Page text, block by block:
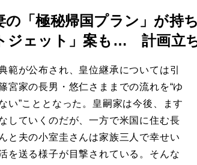
の「極秘帰国プラン」が持
ジェット」案も… 計画立
範が公布され、皇位継承については引
宮家の長男・悠仁さままでの流れを“ゆ
い”こととなった。皇嗣家は今後、ます
していくのだが、一方で米国に住む長
と夫の小室圭さんは家族三人で幸せい
を送る様子が目撃されている。そんな